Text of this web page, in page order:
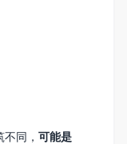
同， 可能是